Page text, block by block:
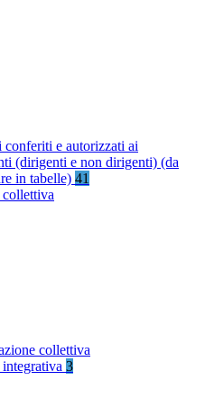
conferiti e autorizzati ai
(dirigenti e non dirigenti) (da
in tabelle) 41
collettiva
3